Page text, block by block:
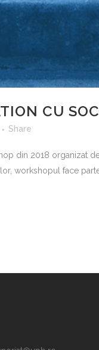
CU
Share
din 2018 organizat
workshopul face